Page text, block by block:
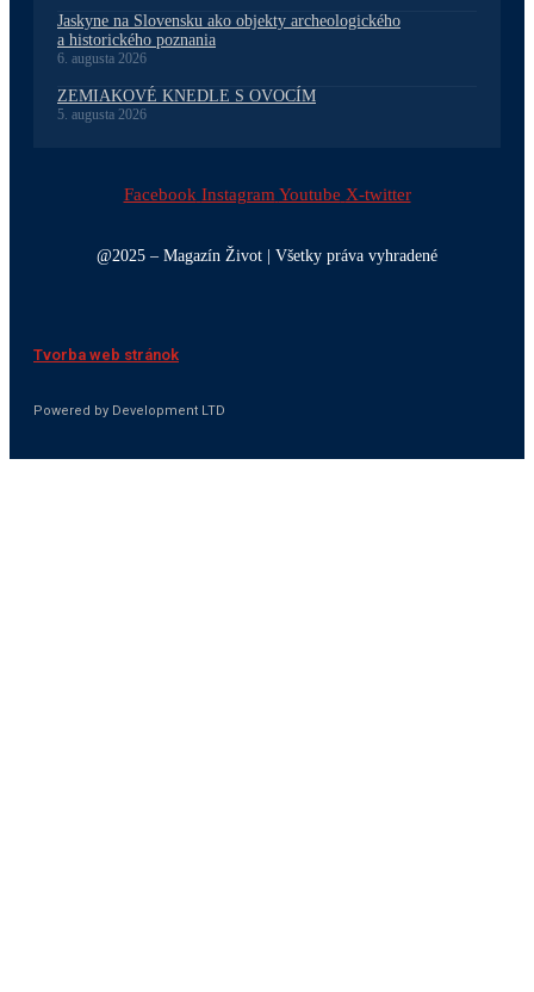
Jaskyne na Slovensku ako objekty archeologického
a historického poznania
6. augusta 2026
ZEMIAKOVÉ KNEDLE S OVOCÍM
5. augusta 2026
Facebook Instagram Youtube X-twitter
@2025 – Magazín Život | Všetky práva vyhradené
Tvorba web stránok
Powered by Development LTD